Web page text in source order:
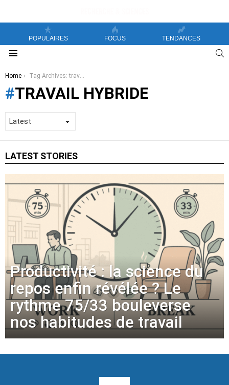
POPULAIRES FOCUS TENDANCES
You are here:
Home Tag Archives: travail hybride
TRAVAIL HYBRIDE
LATEST STORIES
Productivité : la science du
repos enfin révélée ? Le
rythme 75/33 bouleverse
nos habitudes de travail